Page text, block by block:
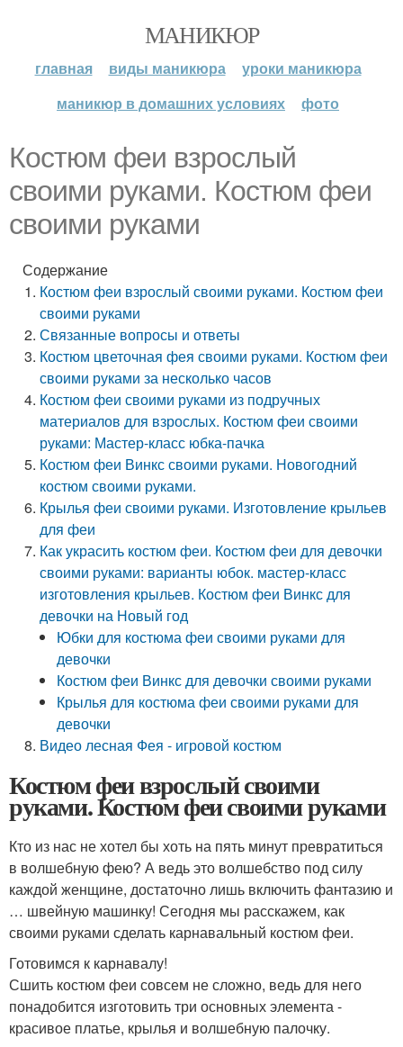
МАНИКЮР
главная виды маникюра
уроки маникюра
маникюр в домашних условиях
фото
Костюм феи взрослый
своими руками. Костюм феи
своими руками
Содержание
Костюм феи взрослый своими руками. Костюм феи
своими руками
Связанные вопросы и ответы
Костюм цветочная фея своими руками. Костюм феи
своими руками за несколько часов
Костюм феи своими руками из подручных
материалов для взрослых. Костюм феи своими
руками: Мастер-класс юбка-пачка
Костюм феи Винкс своими руками. Новогодний
костюм своими руками.
Крылья феи своими руками. Изготовление крыльев
для феи
Как украсить костюм феи. Костюм феи для девочки
своими руками: варианты юбок. мастер-класс
изготовления крыльев. Костюм феи Винкс для
девочки на Новый год
Юбки для костюма феи своими руками для
девочки
Костюм феи Винкс для девочки своими руками
Крылья для костюма феи своими руками для
девочки
Видео лесная Фея - игровой костюм
Костюм феи взрослый своими
руками. Костюм феи своими руками
Кто из нас не хотел бы хоть на пять минут превратиться
в волшебную фею? А ведь это волшебство под силу
каждой женщине, достаточно лишь включить фантазию и
… швейную машинку! Сегодня мы расскажем, как
своими руками сделать карнавальный костюм феи.
Готовимся к карнавалу!
Сшить костюм феи совсем не сложно, ведь для него
понадобится изготовить три основных элемента -
красивое платье, крылья и волшебную палочку.